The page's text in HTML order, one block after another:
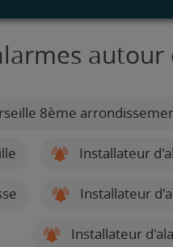
8ème
Installateur
Installateur
Installateur